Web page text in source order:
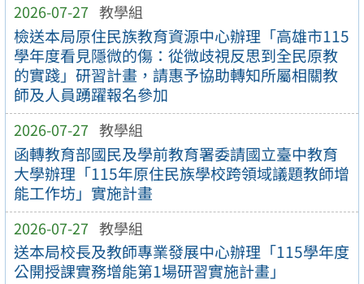
2026-07-27 教學組
檢送本局原住民族教育資源中心辦理「高雄市115
學年度看見隱微的傷：從微歧視反思到全民原教
的實踐」研習計畫，請惠予協助轉知所屬相關教
師及人員踴躍報名參加
2026-07-27 教學組
函轉教育部國民及學前教育署委請國立臺中教育
大學辦理「115年原住民族學校跨領域議題教師增
能工作坊」實施計畫
2026-07-27 教學組
送本局校長及教師專業發展中心辦理「115學年度
公開授課實務增能第1場研習實施計畫」